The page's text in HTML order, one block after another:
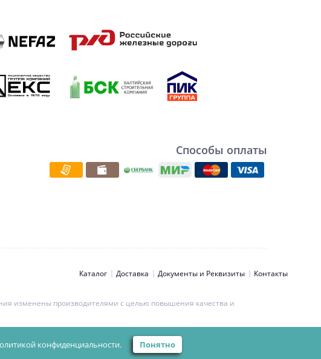
Способы оплаты
Каталог Доставка Документы и Реквизиты Контакты
изменены производителями с целью повышения качества и
персональных данных.
конфиденциальности. Понятно